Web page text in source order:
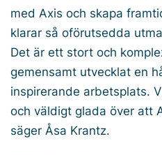
med Axis och skapa
klarar så oförutsedda
Det är ett stort och
gemensamt utvecklat en
inspirerande arbetsplats.
och väldigt glada över att
säger Åsa Krantz.